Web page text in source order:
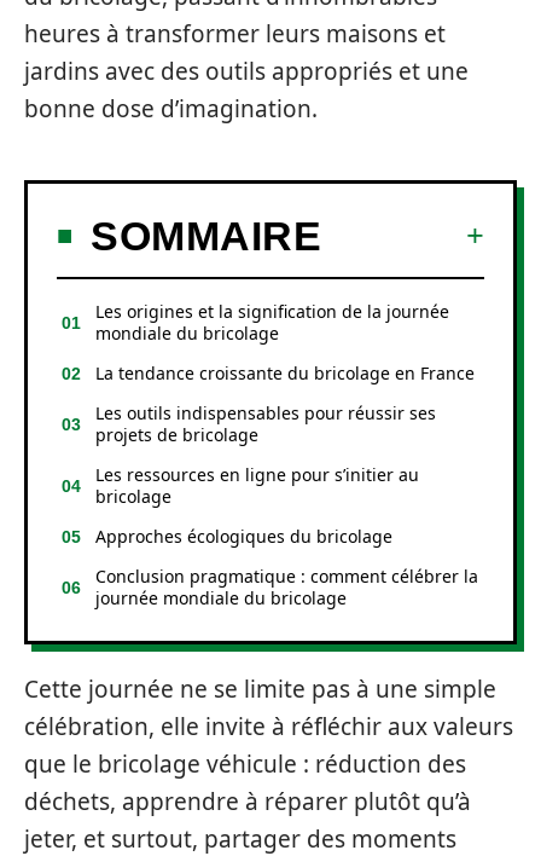
heures à transformer leurs maisons et
jardins avec des outils appropriés et une
bonne dose d’imagination.
SOMMAIRE
Les origines et la signification de la journée
mondiale du bricolage
La tendance croissante du bricolage en France
Les outils indispensables pour réussir ses
projets de bricolage
Les ressources en ligne pour s’initier au
bricolage
Approches écologiques du bricolage
Conclusion pragmatique : comment célébrer la
journée mondiale du bricolage
Cette journée ne se limite pas à une simple
célébration, elle invite à réfléchir aux valeurs
que le bricolage véhicule : réduction des
déchets, apprendre à réparer plutôt qu’à
jeter, et surtout, partager des moments